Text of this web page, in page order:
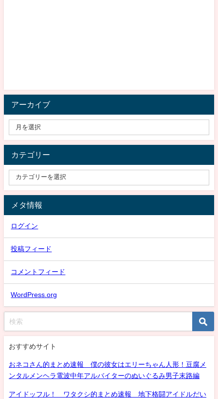
アーカイブ
カテゴリー
メタ情報
ログイン
投稿フィード
コメントフィード
WordPress.org
おすすめサイト
おネコさん的まとめ速報 僕の彼女はエリーちゃん人形！豆腐メ
ンタルメンヘラ電波中年アルバイターのぬいぐるみ男子末路編
アイドッフル！ ワタクシ的まとめ速報 地下格闘アイドルだい